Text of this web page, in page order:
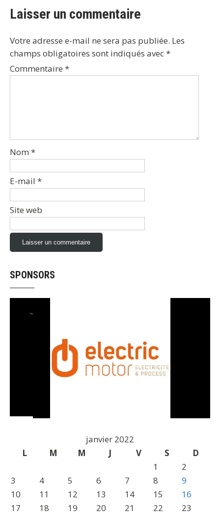
Laisser un commentaire
Votre adresse e-mail ne sera pas publiée. Les
champs obligatoires sont indiqués avec*
Commentaire *
Nom *
E-mail *
Site web
SPONSORS
janvier 2022
L
M M J V S
D
1
2
3
4 5 6 7 8
9
10
11 12 13 14 15
16
17
18 19 20 21 22
23